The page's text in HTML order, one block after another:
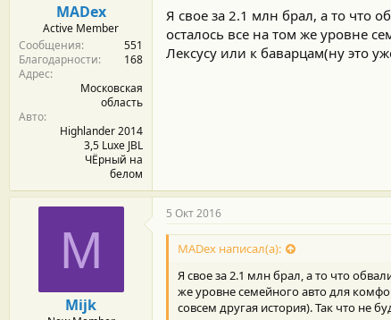
с
т
:
MADex
Active Member
Сообщения
551
Благодарности
168
Адрес
Московская
область
Авто
Highlander 2014
3,5 Luxe JBL
ЧЁрный на
белом
Я свое за 2.1 млн брал, а то что
осталось все на том же уровне
Лексусу или к баварцам(ну это
M
Mijk
5 Окт 2016
MADex написал(а):
Я свое за 2.1 млн брал, а то что
же уровне семейного авто для
совсем другая история). Так что не